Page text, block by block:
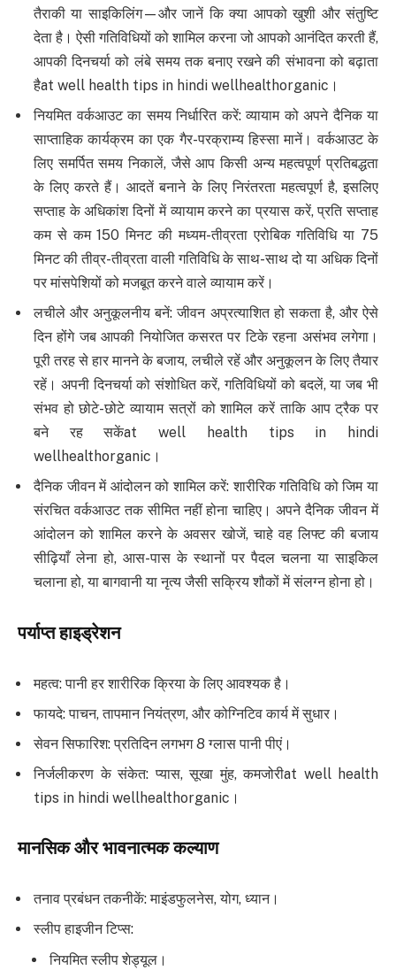
तैराकी या साइकिलिंग—और जानें कि क्या आपको खुशी और संतुष्टि
देता है। ऐसी गतिविधियों को शामिल करना जो आपको आनंदित करती हैं,
आपकी दिनचर्या को लंबे समय तक बनाए रखने की संभावना को बढ़ाता
हैat well health tips in hindi wellhealthorganic।
नियमित वर्कआउट का समय निर्धारित करें: व्यायाम को अपने दैनिक या
साप्ताहिक कार्यक्रम का एक गैर-परक्राम्य हिस्सा मानें। वर्कआउट के
लिए समर्पित समय निकालें, जैसे आप किसी अन्य महत्वपूर्ण प्रतिबद्धता
के लिए करते हैं। आदतें बनाने के लिए निरंतरता महत्वपूर्ण है, इसलिए
सप्ताह के अधिकांश दिनों में व्यायाम करने का प्रयास करें, प्रति सप्ताह
कम से कम 150 मिनट की मध्यम-तीव्रता एरोबिक गतिविधि या 75
मिनट की तीव्र-तीव्रता वाली गतिविधि के साथ-साथ दो या अधिक दिनों
पर मांसपेशियों को मजबूत करने वाले व्यायाम करें।
लचीले और अनुकूलनीय बनें: जीवन अप्रत्याशित हो सकता है, और ऐसे
दिन होंगे जब आपकी नियोजित कसरत पर टिके रहना असंभव लगेगा।
पूरी तरह से हार मानने के बजाय, लचीले रहें और अनुकूलन के लिए तैयार
रहें। अपनी दिनचर्या को संशोधित करें, गतिविधियों को बदलें, या जब भी
संभव हो छोटे-छोटे व्यायाम सत्रों को शामिल करें ताकि आप ट्रैक पर
बने रह सकेंat well health tips in hindi
wellhealthorganic।
दैनिक जीवन में आंदोलन को शामिल करें: शारीरिक गतिविधि को जिम या
संरचित वर्कआउट तक सीमित नहीं होना चाहिए। अपने दैनिक जीवन में
आंदोलन को शामिल करने के अवसर खोजें, चाहे वह लिफ्ट की बजाय
सीढ़ियाँ लेना हो, आस-पास के स्थानों पर पैदल चलना या साइकिल
चलाना हो, या बागवानी या नृत्य जैसी सक्रिय शौकों में संलग्न होना हो।
पर्याप्त हाइड्रेशन
महत्व: पानी हर शारीरिक क्रिया के लिए आवश्यक है।
फायदे: पाचन, तापमान नियंत्रण, और कोग्निटिव कार्य में सुधार।
सेवन सिफारिश: प्रतिदिन लगभग 8 ग्लास पानी पीएं।
निर्जलीकरण के संकेत: प्यास, सूखा मुंह, कमजोरीat well health
tips in hindi wellhealthorganic।
मानसिक और भावनात्मक कल्याण
तनाव प्रबंधन तकनीकें: माइंडफुलनेस, योग, ध्यान।
स्लीप हाइजीन टिप्स:
नियमित स्लीप शेड्यूल।